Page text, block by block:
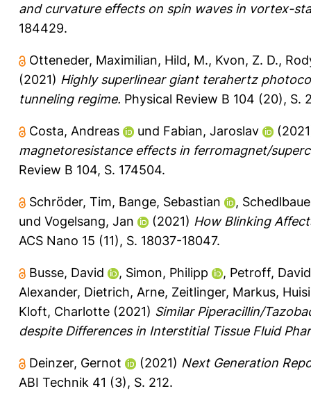
and curvature effects on spin waves in vortex-
184429.
Otteneder, Maximilian, Hild, M., Kvon, Z. D.,
(2021) Highly superlinear giant terahertz
tunneling regime. Physical Review B 104 (20), S.
Costa, Andreas und Fabian, Jaroslav
magnetoresistance effects in ferromagnet/
Review B 104, S. 174504.
Schröder, Tim, Bange, Sebastian ,
und Vogelsang, Jan (2021) How Blinking
ACS Nano 15 (11), S. 18037-18047.
Busse, David , Simon, Philipp , Petroff, David
Alexander, Dietrich, Arne, Zeitlinger, Markus,
Kloft, Charlotte (2021) Similar Piperacillin/
despite Differences in Interstitial Tissue Fluid
Deinzer, Gernot (2021) Next Generation
ABI Technik 41 (3), S. 212.